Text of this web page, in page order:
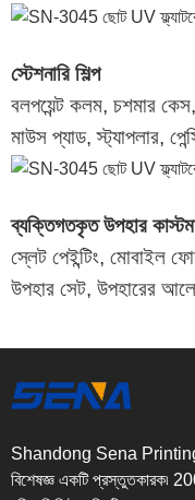
স্টেশনারি শিল্প
বলপয়েন্ট কলম, চশমার
মাউস প্যাড, স্ট্যাপলার,
ব্যক্তিগতকৃত উপহার
স্লেট পেইন্টিং, মোবাইল
উপহার সেট, উপহারের
Shandong Sena Printing
বিশেষজ্ঞ একটি প্রস্তুতকারক৷